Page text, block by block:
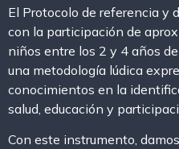
El Protocolo de referencia y
con la participación de
niños entre los 2 y 4 años
una metodología lúdica
conocimientos en la
salud, educación y
Con este instrumento,